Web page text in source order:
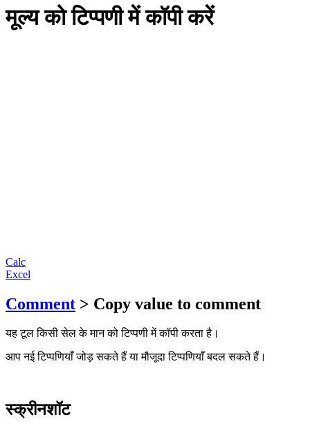
मूल्य को टिप्पणी में कॉपी करें
Calc
Excel
Comment > Copy value to comment
यह टूल किसी सेल के मान को टिप्पणी में कॉपी करता है।
आप नई टिप्पणियाँ जोड़ सकते हैं या मौजूदा टिप्पणियाँ बदल सकते हैं।
स्क्रीनशॉट